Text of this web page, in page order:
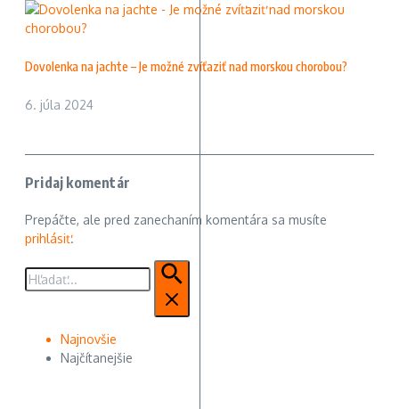
Dovolenka na jachte – Je možné zvíťaziť nad morskou chorobou?
6. júla 2024
Pridaj komentár
Prepáčte, ale pred zanechaním komentára sa musíte
prihlásiť.
Hľadať:
Najnovšie
Najčítanejšie